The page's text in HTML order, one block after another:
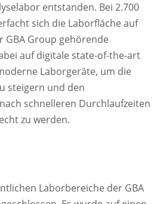
entstanden. Bei 2.700
sich die Laborfläche auf
GBA Group gehörende
auf digitale state-of-the-art
Laborgeräte, um die
steigern und den
schnelleren Durchlaufzeiten
zu werden.
Laborbereiche der GBA